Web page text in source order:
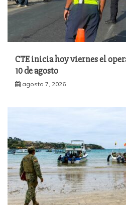
CTE inicia hoy viernes el
10 de agosto
agosto 7, 2026